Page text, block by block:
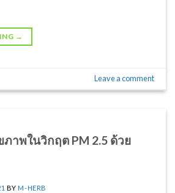
→
Leave a comment
าพในวิกฤต PM 2.5 ด้วย
BYM-HERB